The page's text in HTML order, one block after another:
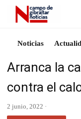
Noticias
Arranca la
contra el
2 junio, 2022 ·